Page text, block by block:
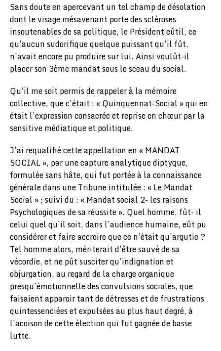
Sans doute en apercevant un tel champ de désolation
dont le visage mésavenant porte des scléroses
insoutenables de sa politique, le Président eûtil, ce
qu’aucun sudorifique quelque puissant qu’il fût,
n’avait encore pu produire sur lui. Ainsi voulût-il
placer son 3ème mandat sous le sceau du social.
Qu’il me soit permis de rappeler à la mémoire
collective, que c’était : « Quinquennat-Social » qui en
était l’expression consacrée et reprise en chœur par la
sensitive médiatique et politique.
J’ai requalifié cette appellation en « MANDAT
SOCIAL », par une capture analytique diptyque,
formulée sans hâte, qui fut portée à la connaissance
générale dans une Tribune intitulée : « Le Mandat
Social » ; suivi du : « Mandat social 2- les raisons
Psychologiques de sa réussite ». Quel homme, fût- il
celui quel qu’il soit, dans l’audience humaine, eût pu
considérer et faire accroire que ce n’était qu’argutie ?
Tel homme alors, mériterait d’être sauvé de sa
vécordie, et ne pût susciter qu’indignation et
objurgation, au regard de la charge organique
presqu’émotionnelle des convulsions sociales, que
faisaient apparoir tant de détresses et de frustrations
quintessenciées et expulsées au plus haut degré, à
l’acoison de cette élection qui fut gagnée de basse
lutte.